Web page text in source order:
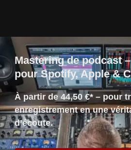
Mastering de podcast
pour Spotify, Apple &
À partir de 44,50 €* – pour
enregistrement en une
d’écoute.